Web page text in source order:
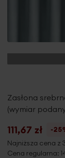
Zasłona
(wymiar
111,67 zł
-
Najniższa cena z
Cena regularna: